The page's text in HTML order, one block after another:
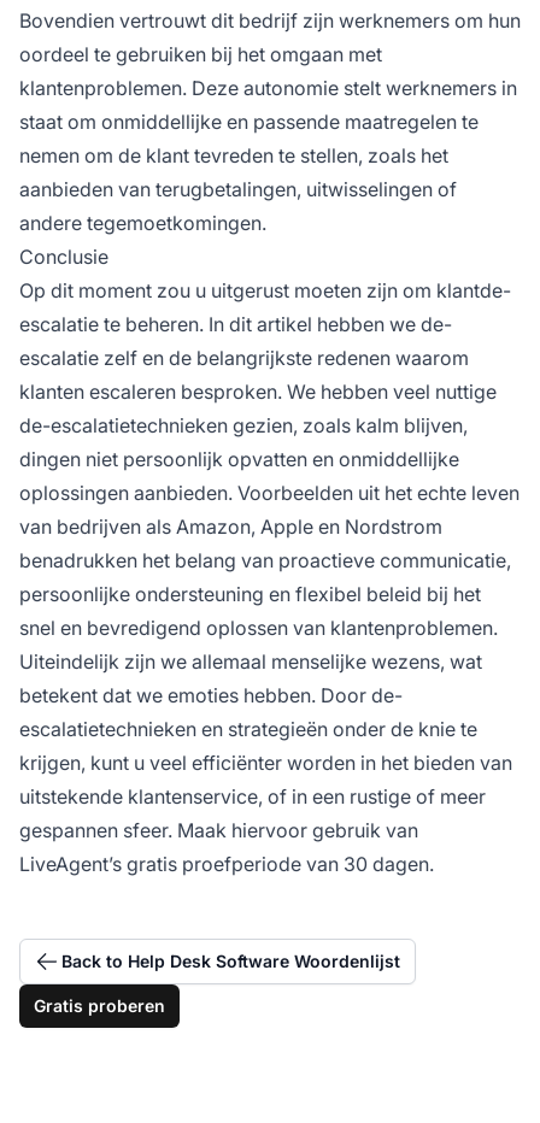
Bovendien vertrouwt dit bedrijf zijn werknemers om hun
oordeel te gebruiken bij het omgaan met
klantenproblemen. Deze autonomie stelt werknemers in
staat om onmiddellijke en passende maatregelen te
nemen om de klant tevreden te stellen, zoals het
aanbieden van terugbetalingen, uitwisselingen of
andere tegemoetkomingen.
Conclusie
Op dit moment zou u uitgerust moeten zijn om klantde-
escalatie te beheren. In dit artikel hebben we de-
escalatie zelf en de belangrijkste redenen waarom
klanten escaleren besproken. We hebben veel nuttige
de-escalatietechnieken gezien, zoals kalm blijven,
dingen niet persoonlijk opvatten en onmiddellijke
oplossingen aanbieden. Voorbeelden uit het echte leven
van bedrijven als Amazon, Apple en Nordstrom
benadrukken het belang van proactieve communicatie,
persoonlijke ondersteuning en flexibel beleid bij het
snel en bevredigend oplossen van klantenproblemen.
Uiteindelijk zijn we allemaal menselijke wezens, wat
betekent dat we emoties hebben. Door de-
escalatietechnieken en strategieën onder de knie te
krijgen, kunt u veel efficiënter worden in het bieden van
uitstekende klantenservice, of in een rustige of meer
gespannen sfeer. Maak hiervoor gebruik van
LiveAgent’s gratis proefperiode van 30 dagen.
Back to Help Desk Software Woordenlijst
Gratis proberen